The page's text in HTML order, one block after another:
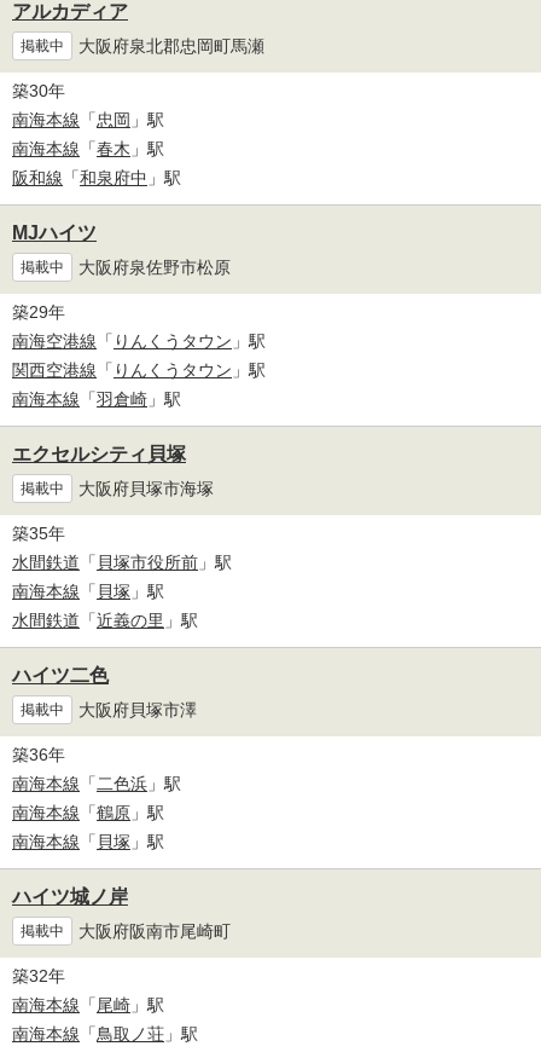
アルカディア
掲載中 大阪府泉北郡忠岡町馬瀬
築30年
南海本線 「忠岡 」駅
南海本線 「春木 」駅
阪和線 「和泉府中 」駅
MJハイツ
掲載中 大阪府泉佐野市松原
築29年
南海空港線 「 りんくうタウン 」駅
関西空港線 「 りんくうタウン 」駅
南海本線 「羽倉崎 」駅
エクセルシティ貝塚
掲載中 大阪府貝塚市海塚
築35年
水間鉄道 「 貝塚市役所前 」駅
南海本線 「 貝塚 」駅
水間鉄道 「近義の里 」駅
ハイツ二色
掲載中 大阪府貝塚市澤
築36年
南海本線 「二色浜 」駅
南海本線 「鶴原 」駅
南海本線 「 貝塚 」駅
ハイツ城ノ岸
掲載中 大阪府阪南市尾崎町
築32年
南海本線 「尾崎 」駅
南海本線 「鳥取ノ荘 」駅